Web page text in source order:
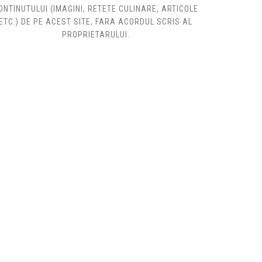
(IMAGINI, RETETE CULINARE, ARTICOLE
DE PE ACEST SITE, FARA ACORDUL SCRIS AL
PROPRIETARULUI.